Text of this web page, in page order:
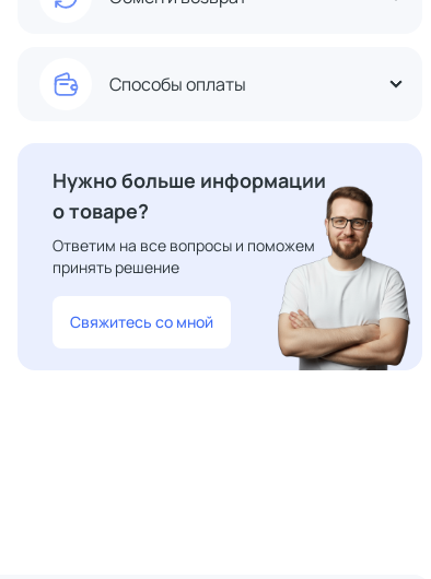
Способы оплаты
Нужно больше информации
о товаре?
Ответим на все вопросы и поможем
принять решение
Свяжитесь со мной